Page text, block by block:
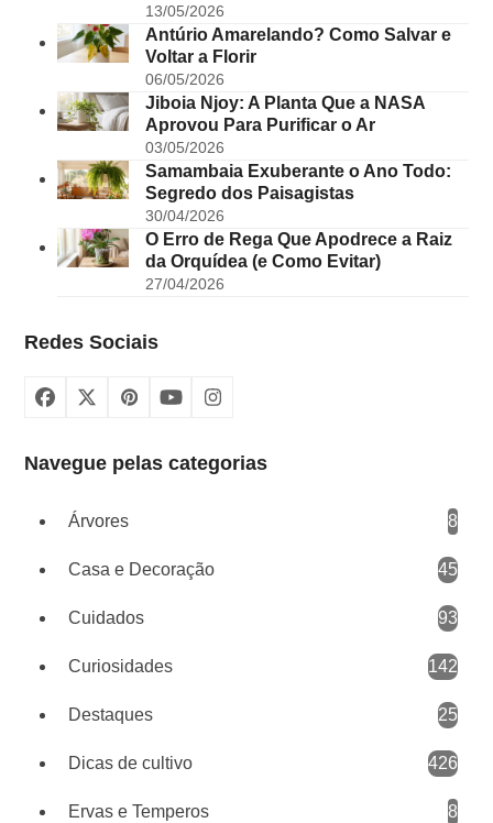
13/05/2026
Antúrio Amarelando? Como Salvar e
Voltar a Florir
06/05/2026
Jiboia Njoy: A Planta Que a NASA
Aprovou Para Purificar o Ar
03/05/2026
Samambaia Exuberante o Ano Todo:
Segredo dos Paisagistas
30/04/2026
O Erro de Rega Que Apodrece a Raiz
da Orquídea (e Como Evitar)
27/04/2026
Redes Sociais
Facebook
X Pinterest
YouTubeInstagram
Navegue pelas categorias
Árvores 8
Casa e Decoração 45
Cuidados 93
Curiosidades 142
Destaques 25
Dicas de cultivo 426
Ervas e Temperos 8